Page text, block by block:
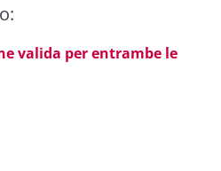
valida per entrambe le